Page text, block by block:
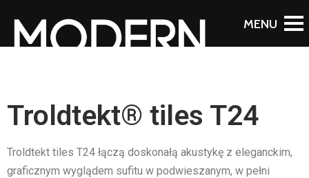
Troldtekt® tiles T24
Troldtekt tiles T24 łączą doskonałą akustykę z eleganckim,
graficznym wyglądem sufitu w podwieszanym, w pełni